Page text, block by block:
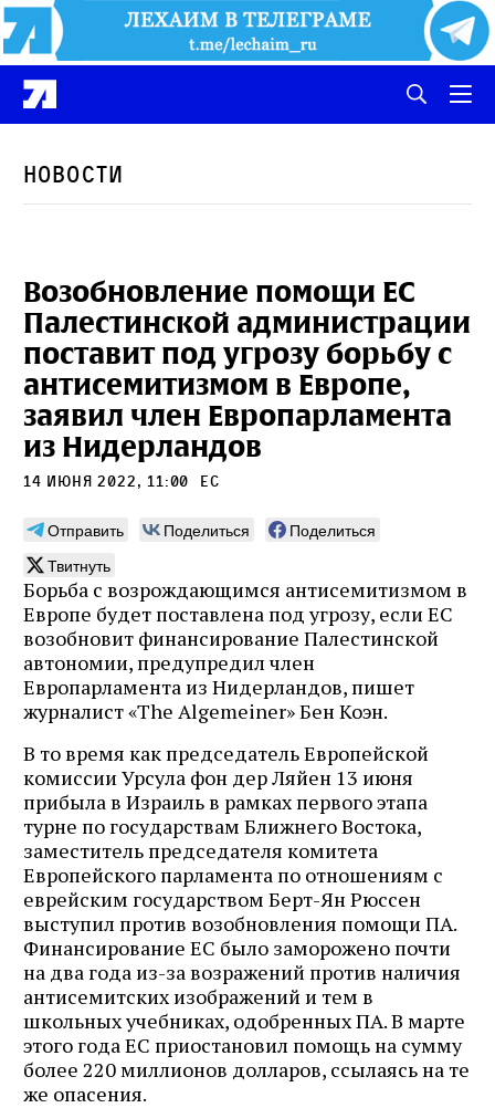
Новости
Возобновление помощи ЕС
Палестинской администрации
поставит под угрозу борьбу с
антисемитизмом в Европе,
заявил член Европарламента
из Нидерландов
14 июня 2022, 11:00 ЕС
Отправить Поделиться
Поделиться
Твитнуть
Борьба с возрождающимся антисемитизмом в
Европе будет поставлена ​​под угрозу, если ЕС
возобновит финансирование Палестинской
автономии, предупредил член
Европарламента из Нидерландов, пишет
журналист «The Algemeiner» Бен Коэн.
В то время как председатель Европейской
комиссии Урсула фон дер Ляйен 13 июня
прибыла в Израиль в рамках первого этапа
турне по государствам Ближнего Востока,
заместитель председателя комитета
Европейского парламента по отношениям с
еврейским государством Берт-Ян Рюссен
выступил против возобновления помощи ПА.
Финансирование ЕС было заморожено почти
на два года из-за возражений против наличия
антисемитских изображений и тем в
школьных учебниках, одобренных ПА. В марте
этого года ЕС приостановил помощь на сумму
более 220 миллионов долларов, ссылаясь на те
же опасения.